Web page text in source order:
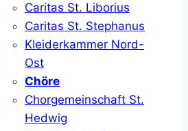
Caritas St. Liborius
Caritas St. Stephanus
Kleiderkammer Nord-
Ost
Chöre
Chorgemeinschaft St.
Hedwig